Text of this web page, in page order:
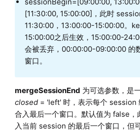
[11:30:00, 15:00:00]，此时
11:30:00，13:00:00-15:00:00。
15:00:00之后生效，15:00:00-
会被丢弃，00:00:00-09:00:00 的
窗口。
mergeSessionEnd 为可选参数，是
closed= 'left' 时，表示每个 session
合入最后一个窗口。默认值为 false，
入当前 session 的最后一个窗口，但